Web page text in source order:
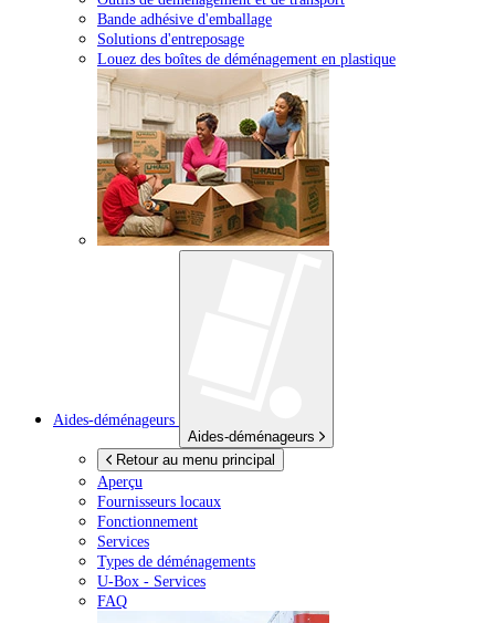
Bande adhésive d'emballage
Solutions d'entreposage
Louez des boîtes de déménagement en plastique
Aides-déménageurs
Aides-déménageurs
Retour au menu principal
Aperçu
Fournisseurs locaux
Fonctionnement
Services
Types de déménagements
U-Box - Services
FAQ